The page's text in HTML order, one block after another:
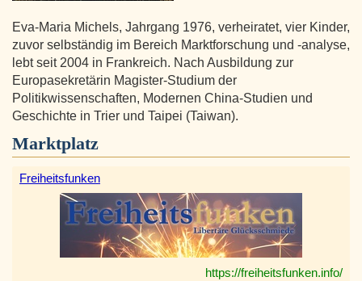
Eva-Maria Michels, Jahrgang 1976, verheiratet, vier Kinder,
zuvor selbständig im Bereich Marktforschung und -analyse,
lebt seit 2004 in Frankreich. Nach Ausbildung zur
Europasekretärin Magister-Studium der
Politikwissenschaften, Modernen China-Studien und
Geschichte in Trier und Taipei (Taiwan).
Marktplatz
Freiheitsfunken
https://freiheitsfunken.info/